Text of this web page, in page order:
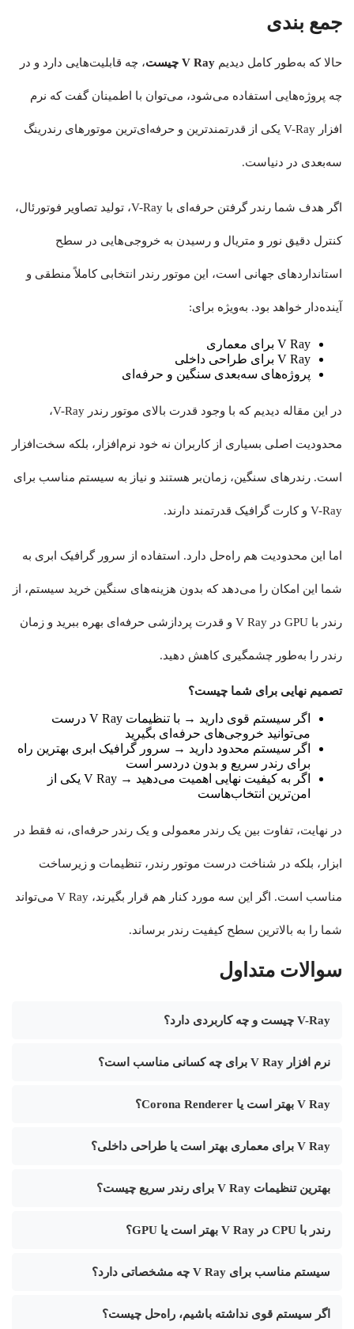
جمع بندی
حالا که به‌طور کامل دیدیم V Ray چیست ، چه قابلیت‌هایی دارد و در
چه پروژه‌هایی استفاده می‌شود، می‌توان با اطمینان گفت که نرم
افزار V-Ray یکی از قدرتمندترین و حرفه‌ای‌ترین موتورهای رندرینگ
سه‌بعدی در دنیاست.
اگر هدف شما رندر گرفتن حرفه‌ای با V-Ray، تولید تصاویر فوتورئال،
کنترل دقیق نور و متریال و رسیدن به خروجی‌هایی در سطح
استانداردهای جهانی است، این موتور رندر انتخابی کاملاً منطقی و
آینده‌دار خواهد بود. به‌ویژه برای:
V Ray برای معماری
V Ray برای طراحی داخلی
پروژه‌های سه‌بعدی سنگین و حرفه‌ای
در این مقاله دیدیم که با وجود قدرت بالای موتور رندر V-Ray،
محدودیت اصلی بسیاری از کاربران نه خود نرم‌افزار، بلکه سخت‌افزار
است. رندرهای سنگین، زمان‌بر هستند و نیاز به سیستم مناسب برای
V-Ray و کارت گرافیک قدرتمند دارند.
اما این محدودیت هم راه‌حل دارد. استفاده از سرور گرافیک ابری به
شما این امکان را می‌دهد که بدون هزینه‌های سنگین خرید سیستم، از
رندر با GPU در V Ray و قدرت پردازشی حرفه‌ای بهره ببرید و زمان
رندر را به‌طور چشمگیری کاهش دهید.
تصمیم نهایی برای شما چیست؟
اگر سیستم قوی دارید → با تنظیمات V Ray درست
می‌توانید خروجی‌های حرفه‌ای بگیرید
اگر سیستم محدود دارید → سرور گرافیک ابری بهترین راه
برای رندر سریع و بدون دردسر است
اگر به کیفیت نهایی اهمیت می‌دهید → V Ray یکی از
امن‌ترین انتخاب‌هاست
در نهایت، تفاوت بین یک رندر معمولی و یک رندر حرفه‌ای، نه فقط در
ابزار، بلکه در شناخت درست موتور رندر، تنظیمات و زیرساخت
مناسب است. اگر این سه مورد کنار هم قرار بگیرند، V Ray می‌تواند
شما را به بالاترین سطح کیفیت رندر برساند.
سوالات متداول
V-Ray چیست و چه کاربردی دارد؟
نرم افزار V Ray برای چه کسانی مناسب است؟
V Ray بهتر است یا Corona Renderer؟
V Ray برای معماری بهتر است یا طراحی داخلی؟
بهترین تنظیمات V Ray برای رندر سریع چیست؟
رندر با CPU در V Ray بهتر است یا GPU؟
سیستم مناسب برای V Ray چه مشخصاتی دارد؟
اگر سیستم قوی نداشته باشیم، راه‌حل چیست؟